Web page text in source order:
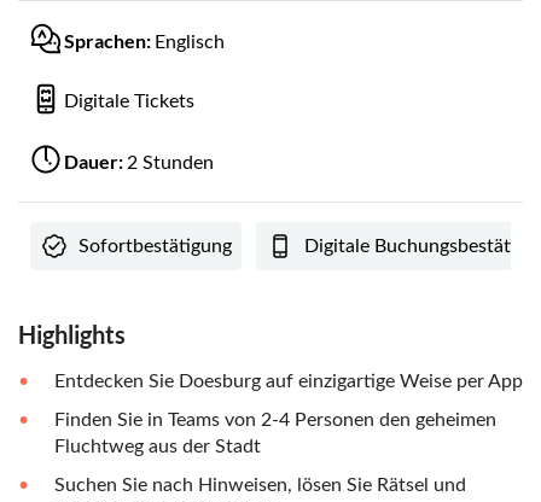
Sprachen: Englisch
Digitale Tickets
Dauer: 2 Stunden
Sofortbestätigung Digitale
Highlights
Entdecken Sie Doesburg auf einzigartige Weise per App
Finden Sie in Teams von 2-4 Personen den geheimen
Fluchtweg aus der Stadt
Suchen Sie nach Hinweisen, lösen Sie Rätsel und